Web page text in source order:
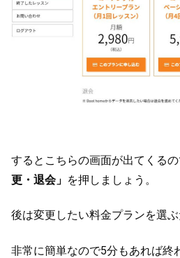
するとこちらの画面が出てくるの
更・退会」 を押しましょう。
後は変更したい料金プランを選ぶ
非常に簡単なので5分もあれば終